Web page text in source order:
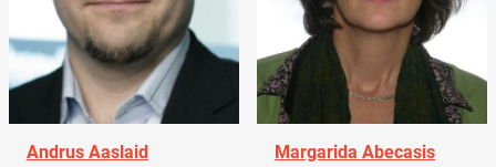
Andrus Aaslaid
Margarida Abecasis